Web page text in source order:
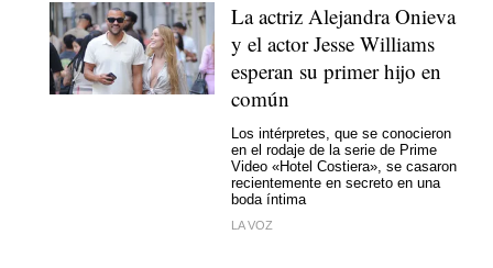
La actriz Alejandra Onieva
y el actor Jesse Williams
esperan su primer hijo en
común
Los intérpretes, que se conocieron
en el rodaje de la serie de Prime
Video «Hotel Costiera», se casaron
recientemente en secreto en una
boda íntima
LA VOZ